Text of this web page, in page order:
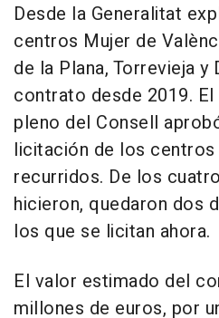
Desde la Generalitat
centros Mujer de
de la Plana, Torrevieja y
contrato desde 2019.
pleno del Consell
licitación de los
recurridos. De los
hicieron, quedaron dos
los que se licitan ahora.
El valor estimado del
millones de euros, por